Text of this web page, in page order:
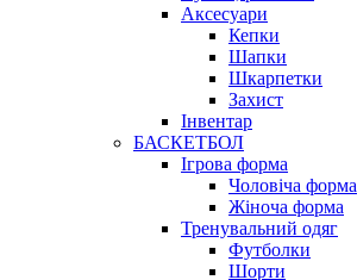
Аксесуари
Кепки
Шапки
Шкарпетки
Захист
Інвентар
БАСКЕТБОЛ
Ігрова форма
Чоловіча форма
Жіноча форма
Тренувальний одяг
Футболки
Шорти